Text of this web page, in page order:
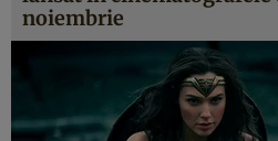
noiembrie